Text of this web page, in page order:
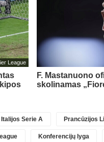
League
F. Mastanuono
skolinamas
Italijos Serie A Prancūzijos
Konferencijų lyga